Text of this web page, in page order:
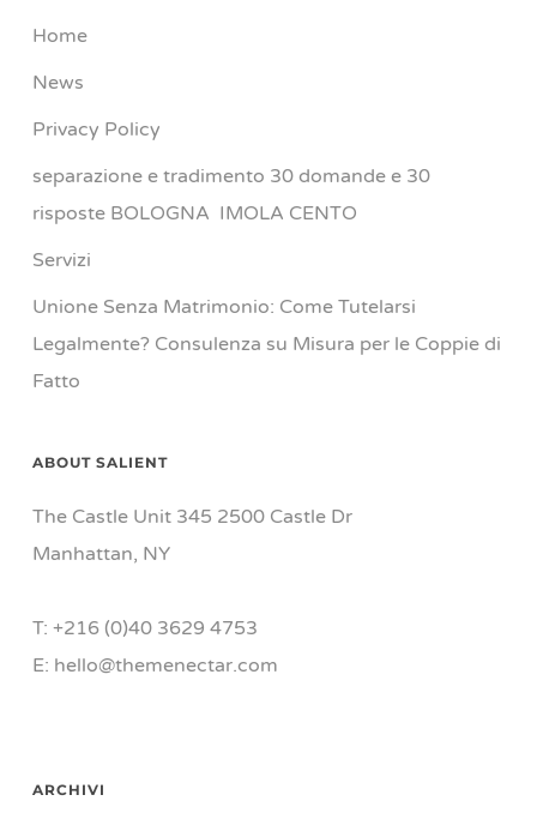
Home
News
Privacy Policy
separazione e tradimento 30 domande e 30
risposte BOLOGNA IMOLA CENTO
Servizi
Unione Senza Matrimonio: Come Tutelarsi
Legalmente? Consulenza su Misura per le Coppie di
Fatto
ABOUT SALIENT
The Castle Unit 345 2500 Castle Dr
Manhattan, NY
T: +216 (0)40 3629 4753
E: hello@themenectar.com
ARCHIVI